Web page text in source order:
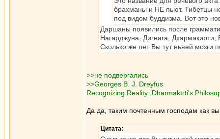
брахманы и НЕ пьют. Тибетцы
под видом буддизма. Вот это
Даршаны появились после
Нагарджуна, Дигнага,
Сколько же лет Вы тут ньяей мозги
>>не подвергались
>>Georges B. J. Dreyfus
Recognizing Reality: Dharmakīrti's
Да да, таким почтенным господам как
Цитата: